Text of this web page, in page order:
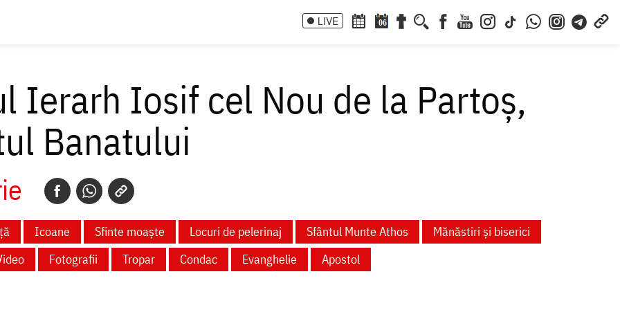
LIVE 06
Ierarh Iosif cel Nou de la Partoș,
Banatului
Icoane Sfinte moaște Locuri de pelerinaj Sfântul Munte Athos
Mănăstiri și biserici
Fotografii Tropar Condac Evanghelie Apostol